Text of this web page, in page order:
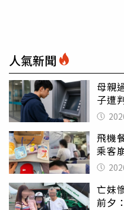
人氣新聞
母親
子遭
罪
飛機
乘客
別亂
亡妹
前夕